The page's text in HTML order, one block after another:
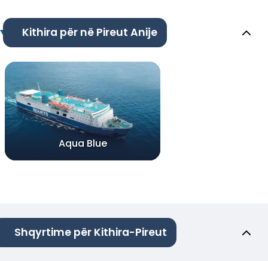
Kithira për në Pireut Anije
Aqua Blue
Shqyrtime për Kithira-Pireut